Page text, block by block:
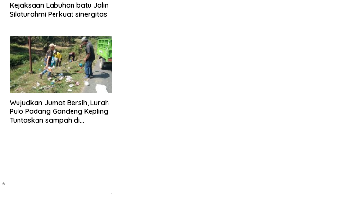
Kejaksaan Labuhan batu Jalin
Silaturahmi Perkuat sinergitas
Wujudkan Jumat Bersih, Lurah
Pulo Padang Gandeng Kepling
Tuntaskan sampah di
*